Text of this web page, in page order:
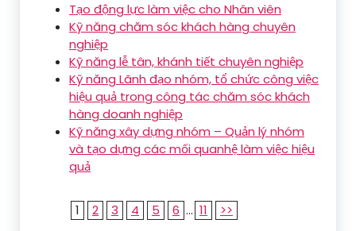
Tạo động lực làm việc cho Nhân viên
Kỹ năng chăm sóc khách hàng chuyên
nghiệp
Kỹ năng lễ tân, khánh tiết chuyên nghiệp
Kỹ năng Lãnh đạo nhóm, tổ chức công việc
hiệu quả trong công tác chăm sóc khách
hàng doanh nghiệp
Kỹ năng xây dựng nhóm – Quản lý nhóm
và tạo dựng các mối quanhệ làm việc hiệu
quả
1 2 3 4 5 6 ... 11 >>